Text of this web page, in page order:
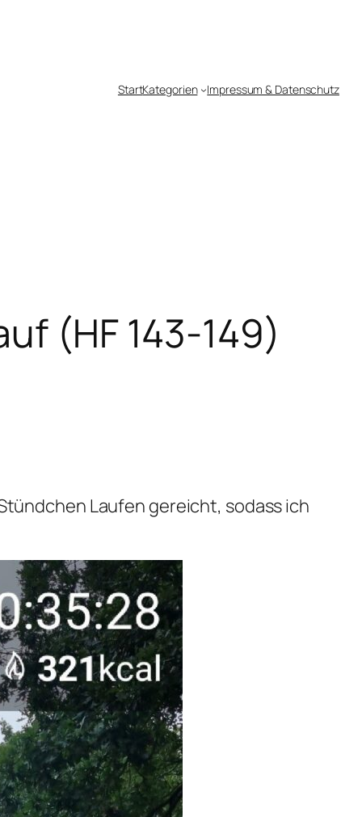
StartKategorien Impressum & Datenschutz
(HF 143-149)
Laufen gereicht, sodass ich